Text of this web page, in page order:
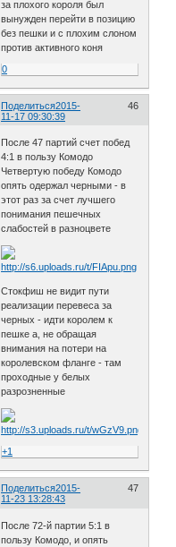
за плохого короля был
вынужден перейти в позицию
без пешки и с плохим слоном
против активного коня
0
Поделиться 46
2015-
11-17 09:30:39
После 47 партий счет побед
4:1 в пользу Комодо
Четвертую победу Комодо
опять одержал черными - в
этот раз за счет лучшего
понимания пешечных
слабостей в разноцвете
Стокфиш не видит пути
реализации перевеса за
черных - идти королем к
пешке a, не обращая
внимания на потери на
королевском фланге - там
проходные у белых
разрозненные
+1
Поделиться 47
2015-
11-23 13:28:43
После 72-й партии 5:1 в
пользу Комодо, и опять